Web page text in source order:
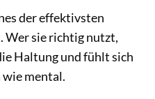
der effektivsten
Wer sie richtig nutzt,
Haltung und fühlt sich
mental.